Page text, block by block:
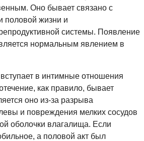
Оно бывает связано с
половой жизни и
системы. Появление
нормальным явлением в
в интимные отношения
как правило, бывает
оно из-за разрыва
и повреждения мелких сосудов
оболочки влагалища. Если
а половой акт был